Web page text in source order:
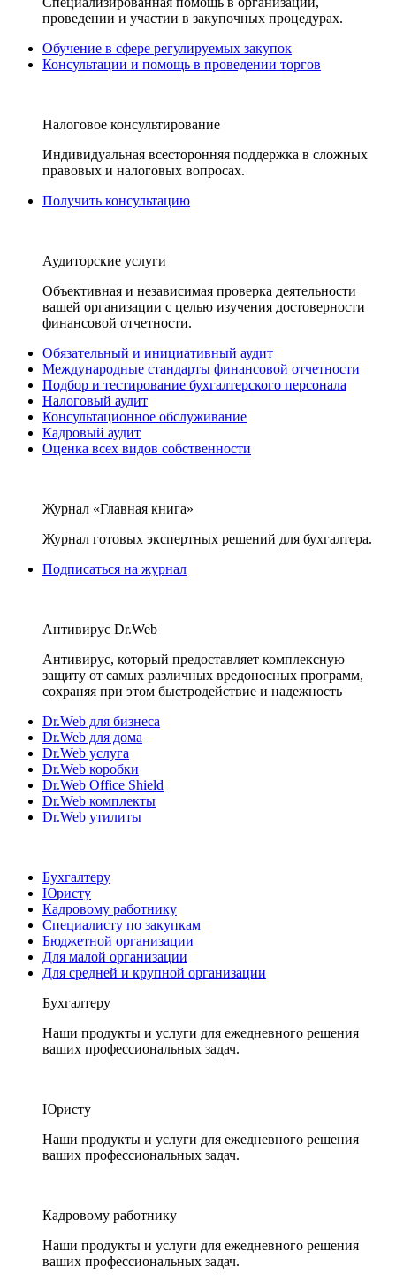
проведении и участии в закупочных процедурах.
Обучение в сфере регулируемых закупок
Консультации и помощь в проведении торгов
Налоговое консультирование
Индивидуальная всесторонняя поддержка в сложных
правовых и налоговых вопросах.
Получить консультацию
Аудиторские услуги
Объективная и независимая проверка деятельности
вашей организации с целью изучения достоверности
финансовой отчетности.
Обязательный и инициативный аудит
Международные стандарты финансовой отчетности
Подбор и тестирование бухгалтерского персонала
Налоговый аудит
Консультационное обслуживание
Кадровый аудит
Оценка всех видов собственности
Журнал «Главная книга»
Журнал готовых экспертных решений для бухгалтера.
Подписаться на журнал
Антивирус Dr.Web
Антивирус, который предоставляет комплексную
защиту от самых различных вредоносных программ,
сохраняя при этом быстродействие и надежность
Dr.Web для бизнеса
Dr.Web для дома
Dr.Web услуга
Dr.Web коробки
Dr.Web Office Shield
Dr.Web комплекты
Dr.Web утилиты
Бухгалтеру
Юристу
Кадровому работнику
Специалисту по закупкам
Бюджетной организации
Для малой организации
Для средней и крупной организации
Бухгалтеру
Наши продукты и услуги для ежедневного решения
ваших профессиональных задач.
Юристу
Наши продукты и услуги для ежедневного решения
ваших профессиональных задач.
Кадровому работнику
Наши продукты и услуги для ежедневного решения
ваших профессиональных задач.